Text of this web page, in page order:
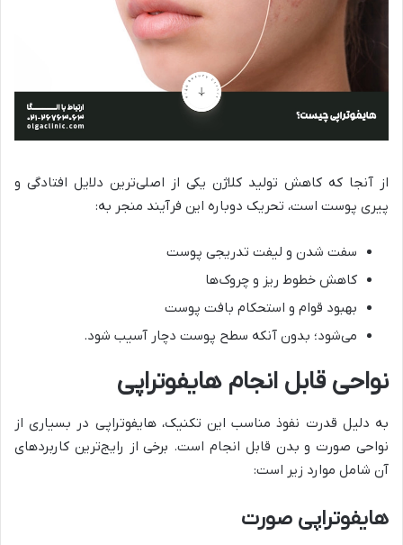
از آنجا که کاهش تولید کلاژن یکی از اصلی‌ترین دلایل افتادگی و
پیری پوست است، تحریک دوباره این فرآیند منجر به:
سفت شدن و لیفت تدریجی پوست
کاهش خطوط ریز و چروک‌ها
بهبود قوام و استحکام بافت پوست
می‌شود؛ بدون آنکه سطح پوست دچار آسیب شود.
نواحی قابل انجام هایفوتراپی
به دلیل قدرت نفوذ مناسب این تکنیک، هایفوتراپی در بسیاری از
نواحی صورت و بدن قابل انجام است. برخی از رایج‌ترین کاربردهای
آن شامل موارد زیر است:
هایفوتراپی صورت